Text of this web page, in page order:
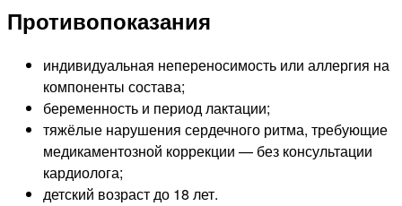
Противопоказания
индивидуальная непереносимость или аллергия на
компоненты состава;
беременность и период лактации;
тяжёлые нарушения сердечного ритма, требующие
медикаментозной коррекции — без консультации
кардиолога;
детский возраст до 18 лет.